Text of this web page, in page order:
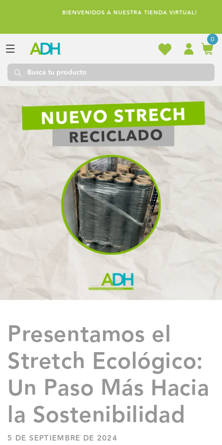
BIENVENIDOS A NUESTRA TIENDA VIRTUAL!
0
Presentamos el
Stretch Ecológico:
Un Paso Más Hacia
la Sostenibilidad
5 DE SEPTIEMBRE DE 2024